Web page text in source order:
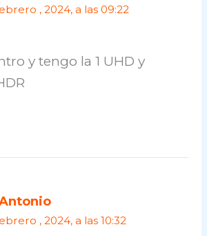
, 2024, a las 09:22
y tengo la 1 UHD y
, 2024, a las 10:32